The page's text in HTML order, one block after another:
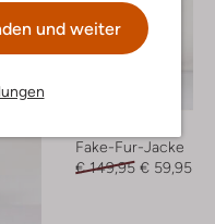
und weiter
Fake-Fur-Jacke
€ 149,95 € 59,95